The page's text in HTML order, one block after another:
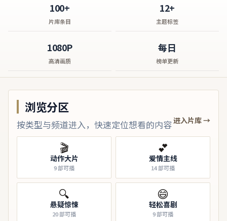
100+
片库条目
12+
主题标签
1080P
高清画质
每日
榜单更新
浏览分区
按类型与频道进入，快速定位想看的内容进入片库 →
🎬
动作大片
9部可播
💕
爱情主线
14部可播
🔍
悬疑惊悚
20部可播
😄
轻松喜剧
9部可播